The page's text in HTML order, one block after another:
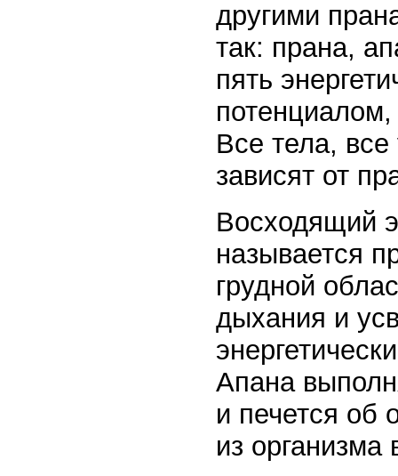
другими
так: прана,
пять
Все тела,
зависят от
Восходящий
называется
грудной
дыхания и
Апана
и печется об
из организма